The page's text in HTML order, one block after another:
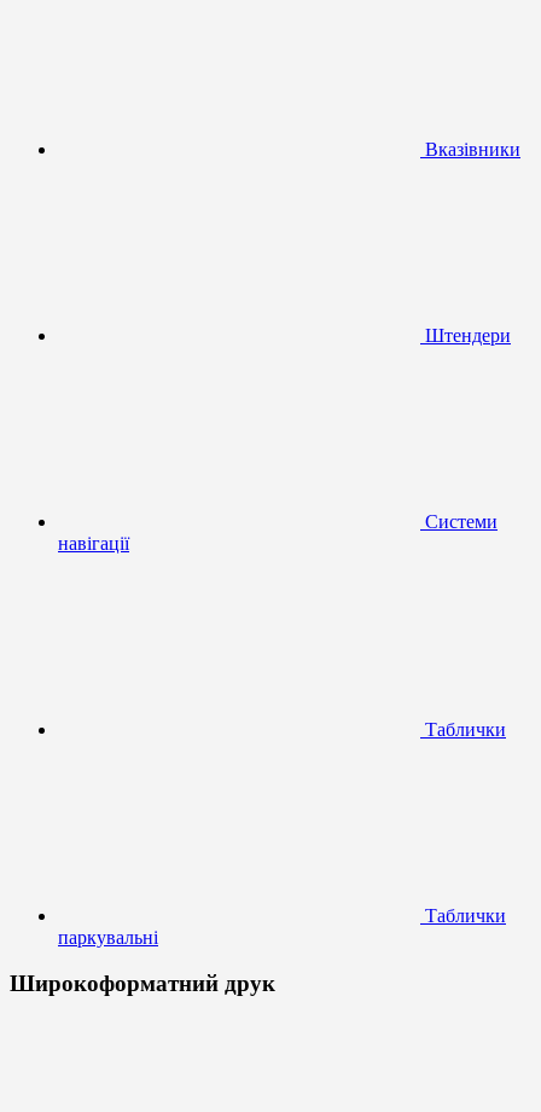
Вказівники
Штендери
Системи
навігації
Таблички
Таблички
паркувальні
Широкоформатний друк